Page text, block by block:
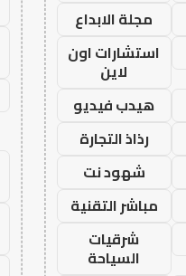
مجلة الابداع
استشارات اون
لاين
هيدب فيديو
رذاذ التجارة
شهود نت
مباشر التقنية
شرقيات
السياحة